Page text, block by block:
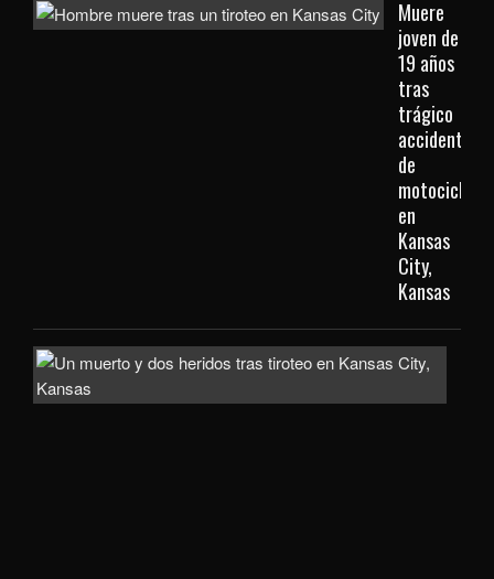
Muere
joven de
19 años
tras
trágico
accidente
de
motocicleta
en
Kansas
City,
Kansas